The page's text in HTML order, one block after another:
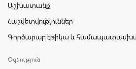
Աշխատանք
Հաշվետվություններ
Գործարար էթիկա և
Օգնություն